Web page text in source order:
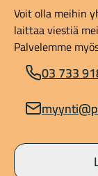
Voit olla meihin
laittaa viestiä
Palvelemme
03 733